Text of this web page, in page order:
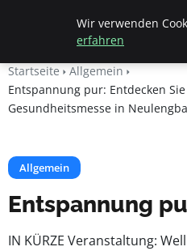
Beyond Surface
Startseite
Allgemein
Entspannung pur: Entdecken
Gesundheitsmesse in
Allgemein
Entspannung
IN KÜRZE Veranstaltung:
Wir verwenden
erfahren